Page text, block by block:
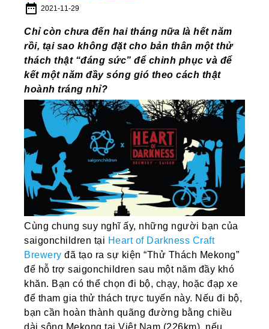
date_range 2021-11-29
Chỉ còn chưa đến hai tháng nữa là hết năm
rồi, tại sao không đặt cho bản thân một thử
thách thật “đáng sức” để chinh phục và để
kết một năm đầy sóng gió theo cách thật
hoành tráng nhỉ?
Cùng chung suy nghĩ ấy, những người bạn của
saigonchildren tại Heart of Darkness Craft
Brewery đã tạo ra sự kiện “Thử Thách Mekong”
để hỗ trợ saigonchildren sau một năm đầy khó
khăn. Bạn có thể chọn đi bộ, chạy, hoặc đạp xe
để tham gia thử thách trực tuyến này. Nếu đi bộ,
bạn cần hoàn thành quãng đường bằng chiều
dài sông Mekong tại Việt Nam (226km), nếu